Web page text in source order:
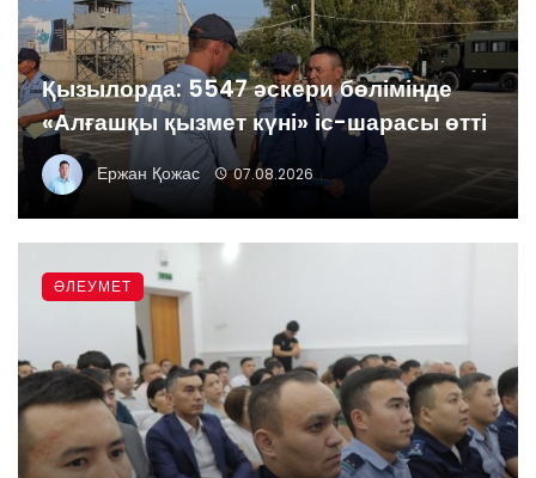
Қызылорда: 5547 әскери бөлімінде
«Алғашқы қызмет күні» іс-шарасы өтті
Ержан Қожас 07.08.2026
ӘЛЕУМЕТ